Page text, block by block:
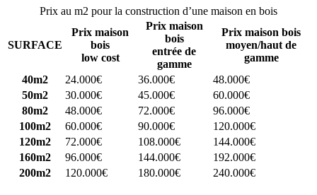
Prix au m2 pour la construction d’une maison en bois
SURFACE
Prix maison
bois
low cost
Prix maison
bois
entrée de
gamme
Prix maison bois
moyen/haut de
gamme
40m2
24.000€ 36.000€
48.000€
50m2
30.000€ 45.000€
60.000€
80m2
48.000€ 72.000€
96.000€
100m2
60.000€ 90.000€
120.000€
120m2
72.000€ 108.000€
144.000€
160m2
96.000€ 144.000€
192.000€
200m2
120.000€ 180.000€ 240.000€